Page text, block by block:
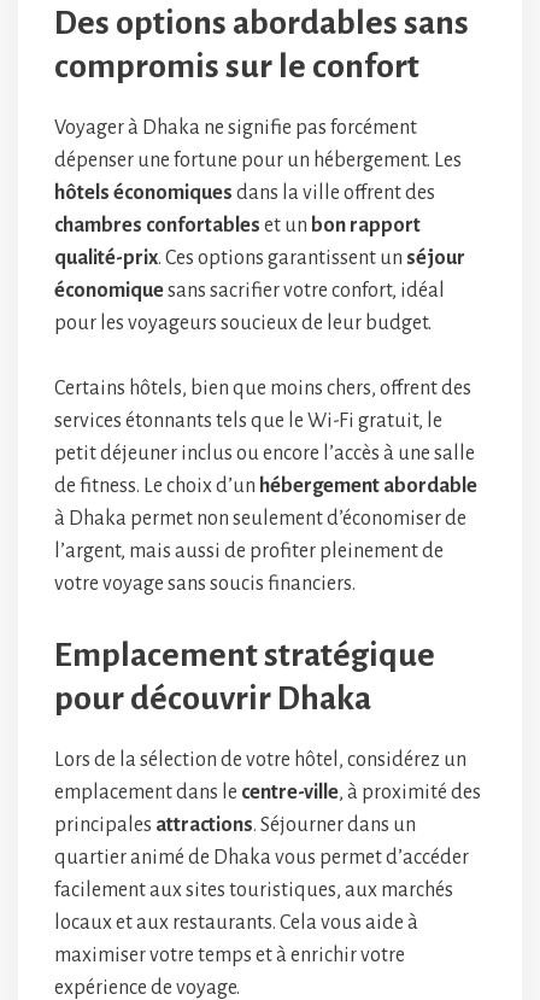
Des options abordables sans
compromis sur le confort
Voyager à Dhaka ne signifie pas forcément
dépenser une fortune pour un hébergement. Les
hôtels économiques dans la ville offrent des
chambres confortables et un bon rapport
qualité-prix. Ces options garantissent un séjour
économiquesans sacrifier votre confort, idéal
pour les voyageurs soucieux de leur budget.
Certains hôtels, bien que moins chers, offrent des
services étonnants tels que le Wi-Fi gratuit, le
petit déjeuner inclus ou encore l’accès à une salle
de fitness. Le choix d’un hébergement abordable
à Dhaka permet non seulement d’économiser de
l’argent, mais aussi de profiter pleinement de
votre voyage sans soucis financiers.
Emplacement stratégique
pour découvrir Dhaka
Lors de la sélection de votre hôtel, considérez un
emplacement dans le centre-ville, à proximité des
principales attractions. Séjourner dans un
quartier animé de Dhaka vous permet d’accéder
facilement aux sites touristiques, aux marchés
locaux et aux restaurants. Cela vous aide à
maximiser votre temps et à enrichir votre
expérience de voyage.